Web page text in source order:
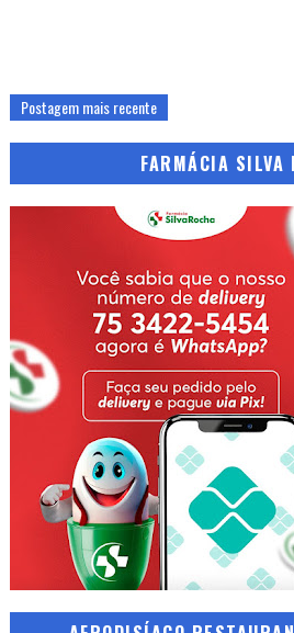
Postagem mais recente
FARMÁCIA SILVA